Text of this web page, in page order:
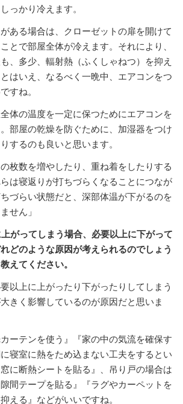
っかり冷えます。
ある場合は、クローゼットの扉を開けて
とで部屋全体が冷えます。それにより、
、多少、輻射熱（ふくしゃねつ）を抑え
はいえ、なるべく一晩中、エアコンをつ
すね。
体の温度を一定に保つためにエアコンを
部屋の乾燥を防ぐために、加湿器をつけ
するのも良いと思います。
枚数を増やしたり、重ね着をしたりする
は寝返りが打ちづらくなることにつなが
づらい状態だと、深部体温が下がるのを
せん」
がってしまう場合、必要以上に下がって
どのような原因が考えられるのでしょう
えてください。
以上に上がったり下がったりしてしまう
きく影響しているのが原因だと思いま
ーテンを使う』『家の中の気流を確保す
寝室に熱をため込まない工夫をするとい
に断熱シートを貼る』、吊り戸の場合は
隙間テープを貼る』『ラグやカーペットを
える』などがいいですね。